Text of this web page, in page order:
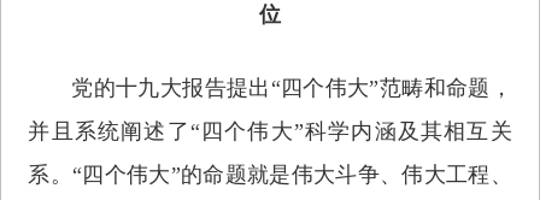
位
党的十九大报告提出“四个伟大”范畴和命题，
并且系统阐述了“四个伟大”科学内涵及其相互关
系。“四个伟大”的命题就是伟大斗争、伟大工程、